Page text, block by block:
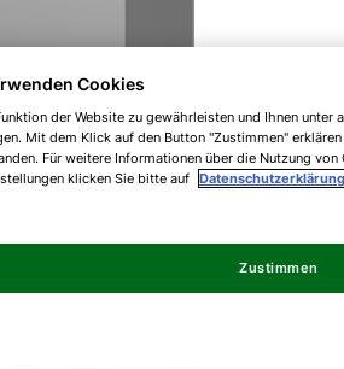
Cookies
der Website zu gewährleisten und Ihnen unter
Mit dem Klick auf den Button "Zustimmen"
Für weitere Informationen über die Nutzung
klicken Sie bitte auf
Zustimmen